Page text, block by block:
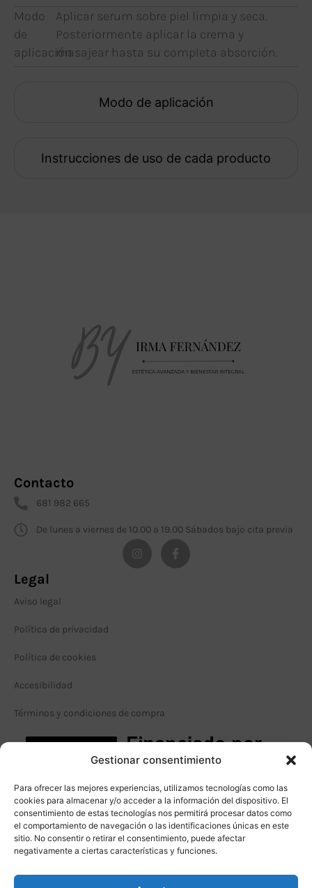
Gestionar consentimiento
Para ofrecer las mejores experiencias, utilizamos tecnologías como las
cookies para almacenar y/o acceder a la información del dispositivo. El
consentimiento de estas tecnologías nos permitirá procesar datos como
el comportamiento de navegación o las identificaciones únicas en este
sitio. No consentir o retirar el consentimiento, puede afectar
negativamente a ciertas características y funciones.
Modo de aplicación
Instrucciones de uso de cada producto
Modo
de
aplicación
Aplicar serum sobre piel limpia y seca.
Posteriormente aplicar la crema y
masajear hasta su completa absorción.
Contacto
681 982 665
De lunes a viernes de 10.00 a 19.00 Sábados bajo cita previa
Legal
Aviso legal
Política de privacidad
Política de cookies
Accesibilidad
Términos y condiciones de compra